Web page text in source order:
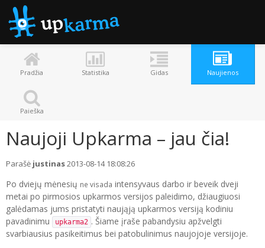
Pradžia Statistika Gidas Naujienos
Paieška
Naujoji Upkarma – jau čia!
Parašė justinas2013-08-14 18:08:26
Po dviejų mėnesių ne visada intensyvaus darbo ir beveik dveji
metai po pirmosios upkarmos versijos paleidimo, džiaugiuosi
galėdamas jums pristatyti naująją upkarmos versiją kodiniu
pavadinimu
upkarma2 . Šiame įraše pabandysiu apžvelgti
svarbiausius pasikeitimus bei patobulinimus naujojoje versijoje.